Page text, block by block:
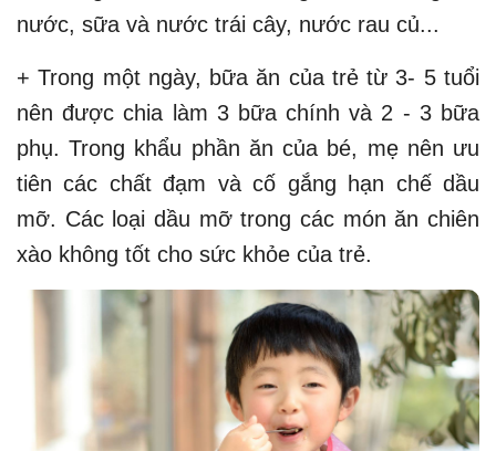
nước, sữa và nước trái cây, nước rau củ...
+ Trong một ngày, bữa ăn của trẻ từ 3- 5 tuổi
nên được chia làm 3 bữa chính và 2 - 3 bữa
phụ. Trong khẩu phần ăn của bé, mẹ nên ưu
tiên các chất đạm và cố gắng hạn chế dầu
mỡ. Các loại dầu mỡ trong các món ăn chiên
xào không tốt cho sức khỏe của trẻ.